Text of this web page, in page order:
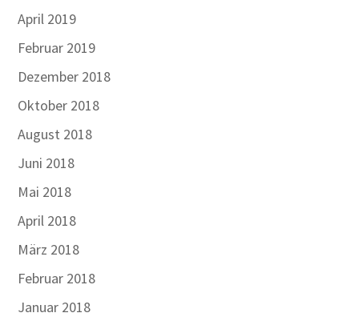
April 2019
Februar 2019
Dezember 2018
Oktober 2018
August 2018
Juni 2018
Mai 2018
April 2018
März 2018
Februar 2018
Januar 2018